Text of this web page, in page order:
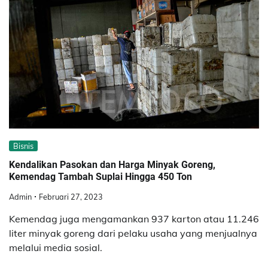
Bisnis
Kendalikan Pasokan dan Harga Minyak Goreng,
Kemendag Tambah Suplai Hingga 450 Ton
Admin Februari 27, 2023
Kemendag juga mengamankan 937 karton atau 11.246
liter minyak goreng dari pelaku usaha yang menjualnya
melalui media sosial.